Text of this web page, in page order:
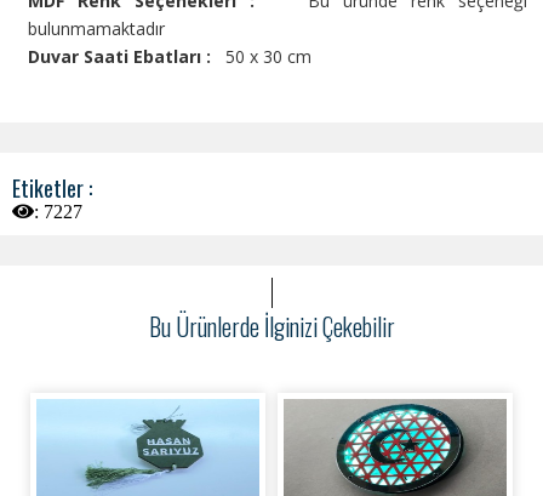
bulunmamaktadır
Duvar Saati Ebatları : 50 x 30 cm
Etiketler :
: 7227
Bu Ürünlerde İlginizi Çekebilir